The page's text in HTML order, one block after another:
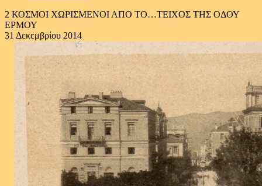
2 ΚΟΣΜΟΙ ΧΩΡΙΣΜΕΝΟΙ ΑΠΟ ΤΟ…ΤΕΙΧΟΣ ΤΗΣ ΟΔΟΥ
ΕΡΜΟΥ
31 Δεκεμβρίου 2014